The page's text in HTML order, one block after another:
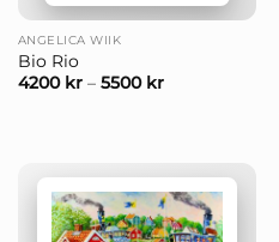
ANGELICA WIIK
Bio Rio
4200 kr– 5500 kr